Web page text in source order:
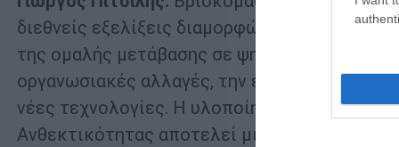
διεθνείς εξελίξεις διαμορφώνουν ένα νέο
της ομαλής μετάβασης σε ψηφιακές
οργανωσιακές αλλαγές, την εκπαίδευση του
νέες τεχνολογίες. Η υλοποίηση των έργων
Ανθεκτικότητας αποτελεί μια μεγάλη